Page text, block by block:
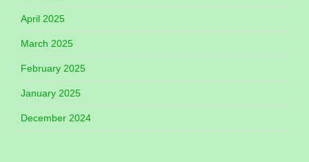
April 2025
March 2025
February 2025
January 2025
December 2024